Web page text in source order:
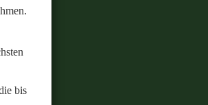
bis